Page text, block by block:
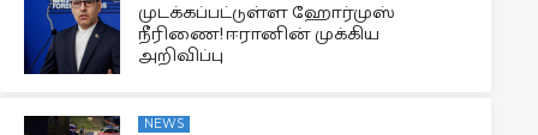
முடக்கப்பட்டுள்ள ஹோர்முஸ்
நீரிணை! ஈரானின் முக்கிய
அறிவிப்பு
NEWS